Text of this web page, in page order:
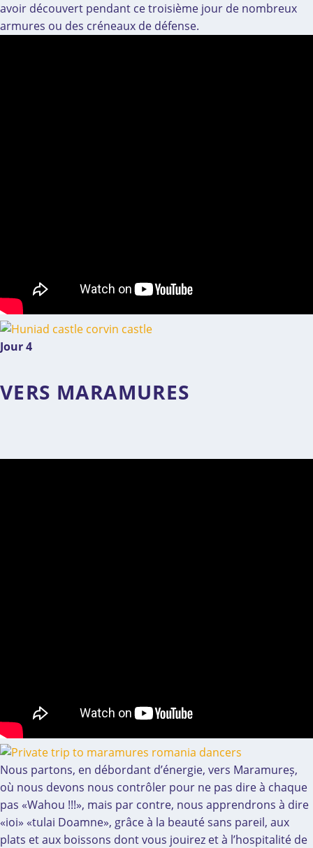
avoir découvert pendant ce troisième jour de nombreux
armures ou des créneaux de défense.
Jour 4
VERS MARAMURES
Nous partons, en débordant d’énergie, vers Maramureș,
où nous devons nous contrôler pour ne pas dire à chaque
pas «Wahou !!!», mais par contre, nous apprendrons à dire
«ioi» «tulai Doamne», grâce à la beauté sans pareil, aux
plats et aux boissons dont vous jouirez et à l’hospitalité de